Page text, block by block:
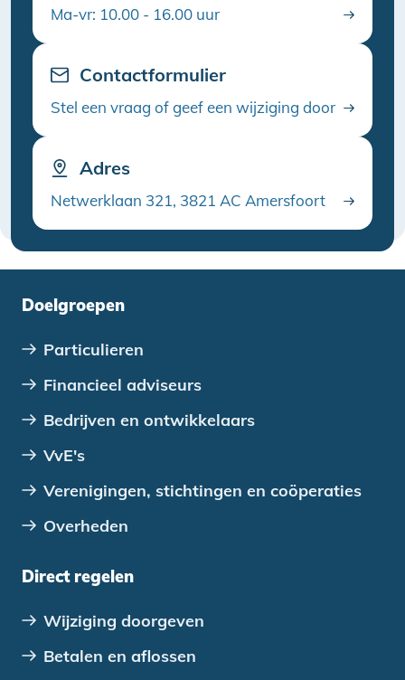
Ma-vr: 10.00 - 16.00 uur
Contactformulier
Stel een vraag of geef een wijziging door
Adres
Netwerklaan 321, 3821 AC Amersfoort
Doelgroepen
Particulieren
Financieel adviseurs
Bedrijven en ontwikkelaars
VvE's
Verenigingen, stichtingen en coöperaties
Overheden
Direct regelen
Wijziging doorgeven
Betalen en aflossen